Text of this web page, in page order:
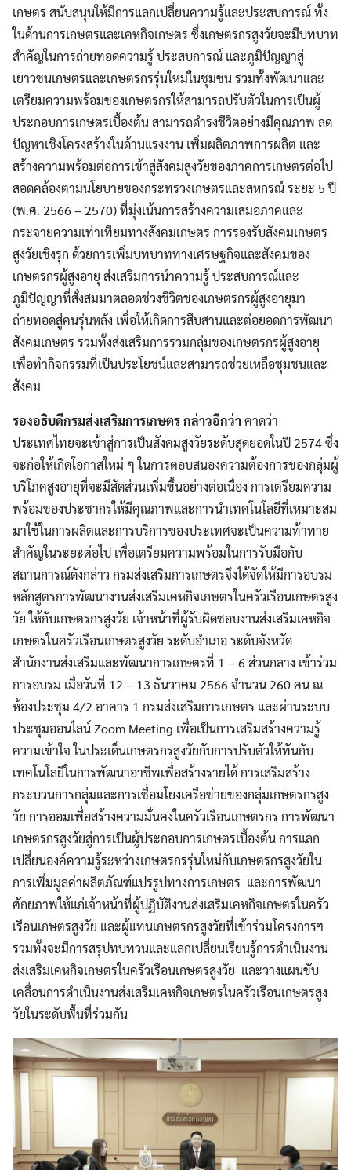
เกษตร สนับสนุนให้มีการแลกเปลี่ยนความรู้และประสบการณ์ ทั้ง
ในด้านการเกษตรและเคหกิจเกษตร ซึ่งเกษตรกรสูงวัยจะมีบทบาท
สำคัญในการถ่ายทอดความรู้ ประสบการณ์ และภูมิปัญญาสู่
เยาวชนเกษตรและเกษตรกรรุ่นใหม่ในชุมชน รวมทั้งพัฒนาและ
เตรียมความพร้อมของเกษตรกรให้สามารถปรับตัวในการเป็นผู้
ประกอบการเกษตรเบื้องต้น สามารถดำรงชีวิตอย่างมีคุณภาพ ลด
ปัญหาเชิงโครงสร้างในด้านแรงงาน เพิ่มผลิตภาพการผลิต และ
สร้างความพร้อมต่อการเข้าสู่สังคมสูงวัยของภาคการเกษตรต่อไป
สอดคล้องตามนโยบายของกระทรวงเกษตรและสหกรณ์ ระยะ 5 ปี
(พ.ศ. 2566 – 2570) ที่มุ่งเน้นการสร้างความเสมอภาคและ
กระจายความเท่าเทียมทางสังคมเกษตร การรองรับสังคมเกษตร
สูงวัยเชิงรุก ด้วยการเพิ่มบทบาททางเศรษฐกิจและสังคมของ
เกษตรกรผู้สูงอายุ ส่งเสริมการนำความรู้ ประสบการณ์และ
ภูมิปัญญาที่สั่งสมมาตลอดช่วงชีวิตของเกษตรกรผู้สูงอายุมา
ถ่ายทอดสู่คนรุ่นหลัง เพื่อให้เกิดการสืบสานและต่อยอดการพัฒนา
สังคมเกษตร รวมทั้งส่งเสริมการรวมกลุ่มของเกษตรกรผู้สูงอายุ
เพื่อทำกิจกรรมที่เป็นประโยชน์และสามารถช่วยเหลือชุมชนและ
สังคม
รองอธิบดีกรมส่งเสริมการเกษตร กล่าวอีกว่าคาดว่า
ประเทศไทยจะเข้าสู่การเป็นสังคมสูงวัยระดับสุดยอดในปี 2574 ซึ่ง
จะก่อให้เกิดโอกาสใหม่ ๆ ในการตอบสนองความต้องการของกลุ่มผู้
บริโภคสูงอายุที่จะมีสัดส่วนเพิ่มขึ้นอย่างต่อเนื่อง การเตรียมความ
พร้อมของประชากรให้มีคุณภาพและการนำเทคโนโลยีที่เหมาะสม
มาใช้ในการผลิตและการบริการของประเทศจะเป็นความท้าทาย
สำคัญในระยะต่อไป เพื่อเตรียมความพร้อมในการรับมือกับ
สถานการณ์ดังกล่าว กรมส่งเสริมการเกษตรจึงได้จัดให้มีการอบรม
หลักสูตรการพัฒนางานส่งเสริมเคหกิจเกษตรในครัวเรือนเกษตรสูง
วัย ให้กับเกษตรกรสูงวัย เจ้าหน้าที่ผู้รับผิดชอบงานส่งเสริมเคหกิจ
เกษตรในครัวเรือนเกษตรสูงวัย ระดับอำเภอ ระดับจังหวัด
สำนักงานส่งเสริมและพัฒนาการเกษตรที่ 1 – 6 ส่วนกลาง เข้าร่วม
การอบรม เมื่อวันที่ 12 – 13 ธันวาคม 2566 จำนวน 260 คน ณ
ห้องประชุม 4/2 อาคาร 1 กรมส่งเสริมการเกษตร และผ่านระบบ
ประชุมออนไลน์ Zoom Meeting เพื่อเป็นการเสริมสร้างความรู้
ความเข้าใจ ในประเด็นเกษตรกรสูงวัยกับการปรับตัวให้ทันกับ
เทคโนโลยีในการพัฒนาอาชีพเพื่อสร้างรายได้ การเสริมสร้าง
กระบวนการกลุ่มและการเชื่อมโยงเครือข่ายของกลุ่มเกษตรกรสูง
วัย การออมเพื่อสร้างความมั่นคงในครัวเรือนเกษตรกร การพัฒนา
เกษตรกรสูงวัยสู่การเป็นผู้ประกอบการเกษตรเบื้องต้น การแลก
เปลี่ยนองค์ความรู้ระหว่างเกษตรกรรุ่นใหม่กับเกษตรกรสูงวัยใน
การเพิ่มมูลค่าผลิตภัณฑ์แปรรูปทางการเกษตร และการพัฒนา
ศักยภาพให้แก่เจ้าหน้าที่ผู้ปฏิบัติงานส่งเสริมเคหกิจเกษตรในครัว
เรือนเกษตรสูงวัย และผู้แทนเกษตรกรสูงวัยที่เข้าร่วมโครงการฯ
รวมทั้งจะมีการสรุปทบทวนและแลกเปลี่ยนเรียนรู้การดำเนินงาน
ส่งเสริมเคหกิจเกษตรในครัวเรือนเกษตรสูงวัย และวางแผนขับ
เคลื่อนการดำเนินงานส่งเสริมเคหกิจเกษตรในครัวเรือนเกษตรสูง
วัยในระดับพื้นที่ร่วมกัน